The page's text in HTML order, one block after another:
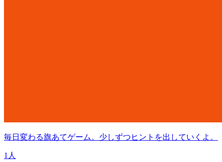
毎日変わる旗あてゲーム。少しずつヒントを出していくよ。
1人